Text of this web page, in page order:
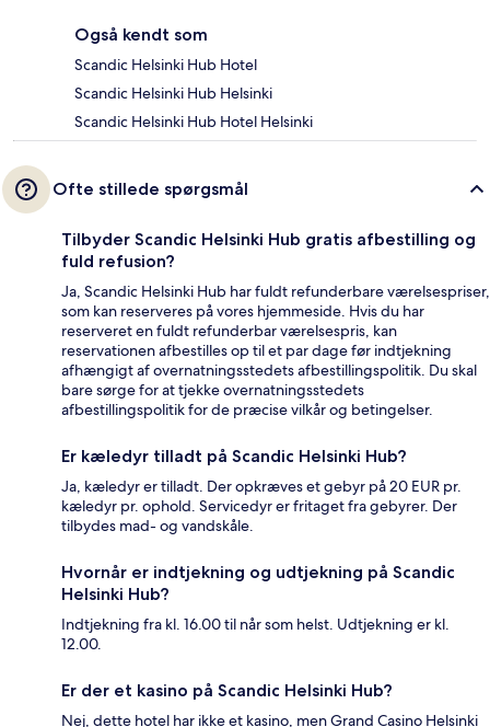
Også kendt som
Scandic Helsinki Hub Hotel
Scandic Helsinki Hub Helsinki
Scandic Helsinki Hub Hotel Helsinki
Ofte stillede spørgsmål
Tilbyder Scandic Helsinki Hub gratis afbestilling og
fuld refusion?
Ja, Scandic Helsinki Hub har fuldt refunderbare værelsespriser,
som kan reserveres på vores hjemmeside. Hvis du har
reserveret en fuldt refunderbar værelsespris, kan
reservationen afbestilles op til et par dage før indtjekning
afhængigt af overnatningsstedets afbestillingspolitik. Du skal
bare sørge for at tjekke overnatningsstedets
afbestillingspolitik for de præcise vilkår og betingelser.
Er kæledyr tilladt på Scandic Helsinki Hub?
Ja, kæledyr er tilladt. Der opkræves et gebyr på 20 EUR pr.
kæledyr pr. ophold. Servicedyr er fritaget fra gebyrer. Der
tilbydes mad- og vandskåle.
Hvornår er indtjekning og udtjekning på Scandic
Helsinki Hub?
Indtjekning fra kl. 16.00 til når som helst. Udtjekning er kl.
12.00.
Er der et kasino på Scandic Helsinki Hub?
Nej, dette hotel har ikke et kasino, men Grand Casino Helsinki